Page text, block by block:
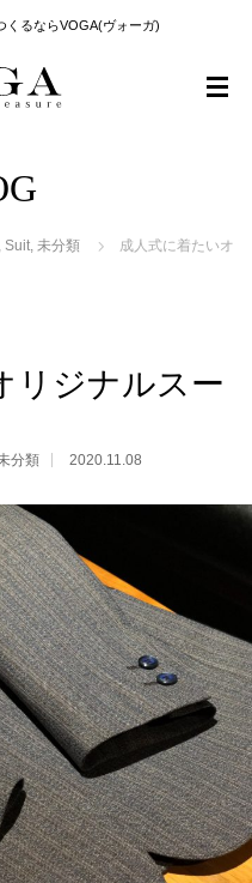
くるならVOGA(ヴォーガ)
Suit, 未分類
成人式に着たいオ
リジナルスー
分類 2020.11.08